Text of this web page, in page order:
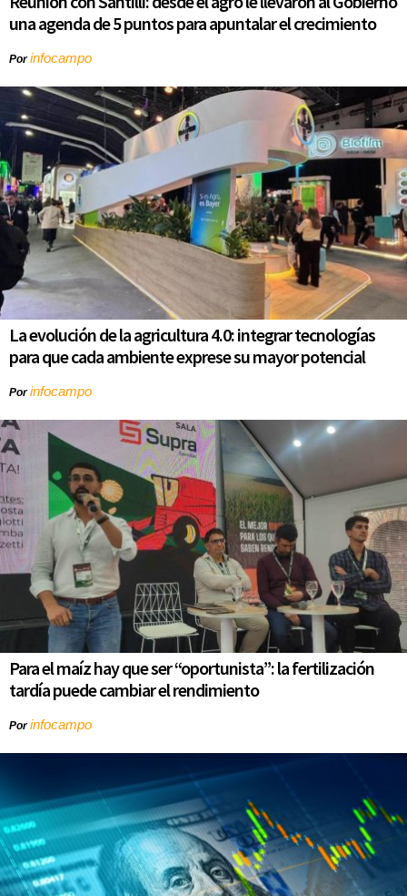
una agenda de 5 puntos para apuntalar el crecimiento
Porinfocampo
La evolución de la agricultura 4.0: integrar tecnologías
para que cada ambiente exprese su mayor potencial
Porinfocampo
Para el maíz hay que ser “oportunista”: la fertilización
tardía puede cambiar el rendimiento
Porinfocampo